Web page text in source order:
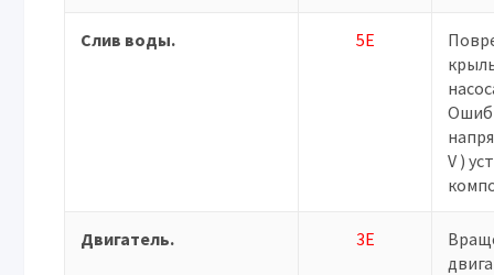
Слив воды. 5E
V )
Двигатель. 3E